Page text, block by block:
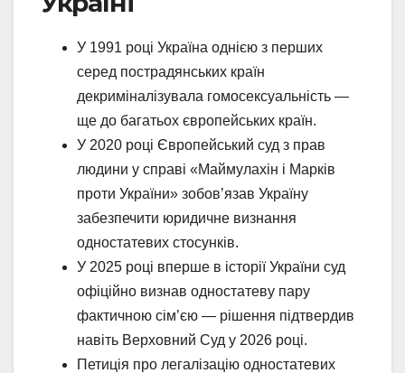
У 1991 році Україна однією з перших
серед пострадянських країн
декриміналізувала гомосексуальність —
ще до багатьох європейських країн.
У 2020 році Європейський суд з прав
людини у справі «Маймулахін і Марків
проти України» зобов’язав Україну
забезпечити юридичне визнання
одностатевих стосунків.
У 2025 році вперше в історії України суд
офіційно визнав одностатеву пару
фактичною сім’єю — рішення підтвердив
навіть Верховний Суд у 2026 році.
Петиція про легалізацію одностатевих